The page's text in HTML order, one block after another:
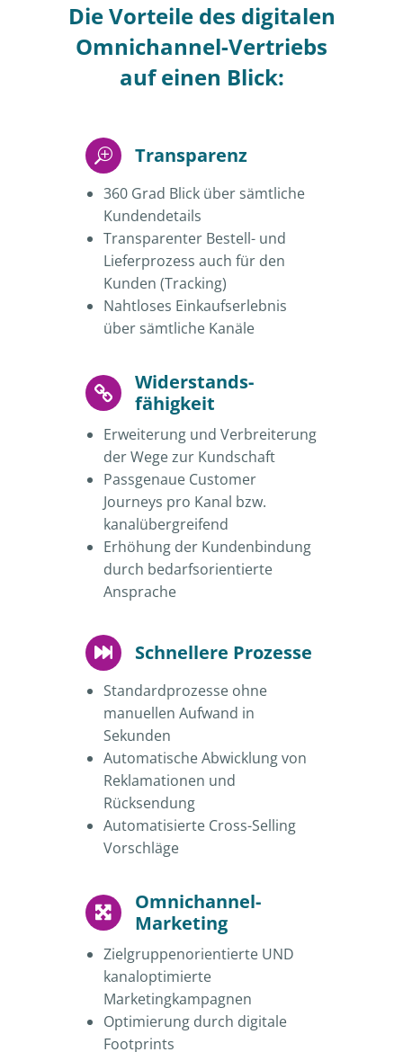
Die Vorteile des digitalen
Omnichannel-Vertriebs
auf einen Blick:
Transparenz
360 Grad Blick über sämtliche
Kundendetails
Transparenter Bestell- und
Lieferprozess auch für den
Kunden (Tracking)
Nahtloses Einkaufserlebnis
über sämtliche Kanäle
Widerstands-
fähigkeit
Erweiterung und Verbreiterung
der Wege zur Kundschaft
Passgenaue Customer
Journeys pro Kanal bzw.
kanalübergreifend
Erhöhung der Kundenbindung
durch bedarfsorientierte
Ansprache
Schnellere Prozesse
Standardprozesse ohne
manuellen Aufwand in
Sekunden
Automatische Abwicklung von
Reklamationen und
Rücksendung
Automatisierte Cross-Selling
Vorschläge
Omnichannel-
Marketing
Zielgruppenorientierte UND
kanaloptimierte
Marketingkampagnen
Optimierung durch digitale
Footprints